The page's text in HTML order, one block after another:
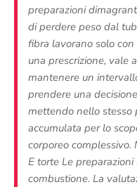
preparazioni
di perdere peso dal
fibra lavorano solo
una prescrizione, vale
mantenere un
prendere una
mettendo nello stesso
accumulata per lo
corporeo
E torte Le
combustione. La